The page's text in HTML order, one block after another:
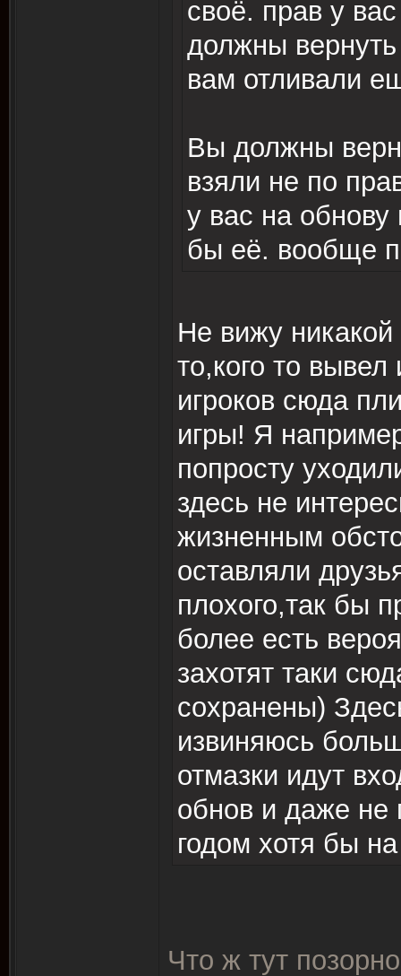
своё. прав у
должны
вам отливали
Вы должны
взяли не по
у вас на
бы её. вообще
Не вижу никакой
то,кого то вывел
игроков сюда
игры! Я
попросту
здесь не
жизненным
оставляли
плохого,так бы
более есть
захотят таки
сохранены)
извиняюсь
отмазки идут
обнов и даже не
годом хотя бы
Что ж тут